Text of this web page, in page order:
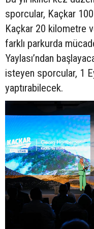
sporcular, Kaçkar
Kaçkar 20 kilometre
farklı parkurda
Yaylası’ndan
isteyen sporcular, 1
yaptırabilecek.